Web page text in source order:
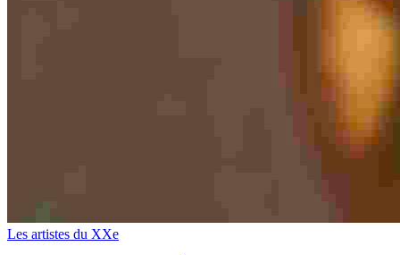
Les artistes du XXe